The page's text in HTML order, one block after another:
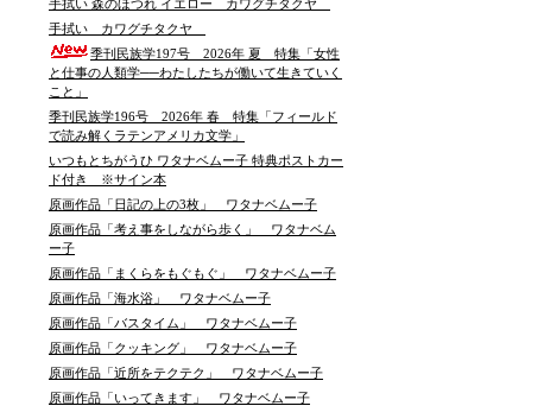
手拭い 森のほつれ イエロー カワグチタクヤ
手拭い カワグチタクヤ
季刊民族学197号 2026年 夏 特集「女性
と仕事の人類学──わたしたちが働いて生きていく
こと」
季刊民族学196号 2026年 春 特集「フィールド
で読み解くラテンアメリカ文学」
いつもとちがうひ ワタナベムー子 特典ポストカー
ド付き ※サイン本
原画作品「日記の上の3枚」 ワタナベムー子
原画作品「考え事をしながら歩く」 ワタナベム
ー子
原画作品「まくらをもぐもぐ」 ワタナベムー子
原画作品「海水浴」 ワタナベムー子
原画作品「バスタイム」 ワタナベムー子
原画作品「クッキング」 ワタナベムー子
原画作品「近所をテクテク」 ワタナベムー子
原画作品「いってきます」 ワタナベムー子